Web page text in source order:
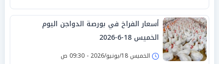
أسعار الفراخ في بورصة الدواجن اليوم
الخميس 18-6-2026
الخميس 18/يونيو/2026 - 09:30 ص